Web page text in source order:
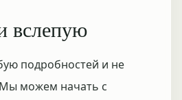
вслепую
подробностей и не
можем начать с